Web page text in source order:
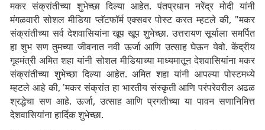
मकर संक्रांतीच्या शुभेच्छा दिल्या आहेत. पंतप्रधान नरेंद्र मोदी यांनी
मंगळवारी सोशल मीडिया प्लॅटफॉर्म एक्सवर पोस्ट करत म्हटले की, "मकर
संक्रांतीच्या सर्व देशवासियांना खूप खूप शुभेच्छा. उत्तरायण सूर्याला समर्पित
हा शुभ सण तुमच्या जीवनात नवी ऊर्जा आणि उत्साह घेऊन येवो. केंद्रीय
गृहमंत्री अमित शहा यांनी सोशल मीडियाच्या माध्यमातून देशवासियांना मकर
संक्रांतीच्या शुभेच्छा दिल्या आहेत. अमित शहा यांनी आपल्या पोस्टमध्ये
म्हटले आहे की, 'मकर संक्रांत हा भारतीय संस्कृती आणि परंपरेवरील अढळ
श्रद्धेचा सण आहे. ऊर्जा, उत्साह आणि प्रगतीच्या या पावन सणानिमित्त
देशवासियांना हार्दिक शुभेच्छा.